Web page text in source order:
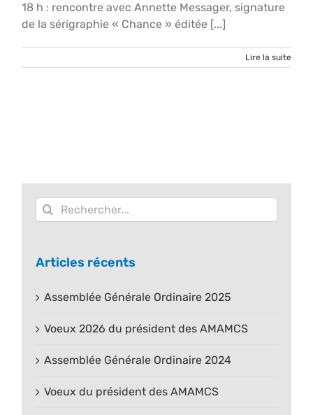
18 h : rencontre avec Annette Messager, signature
de la sérigraphie « Chance » éditée [...]
Lire la suite
Rechercher:
Articles récents
Assemblée Générale Ordinaire 2025
Voeux 2026 du président des AMAMCS
Assemblée Générale Ordinaire 2024
Voeux du président des AMAMCS